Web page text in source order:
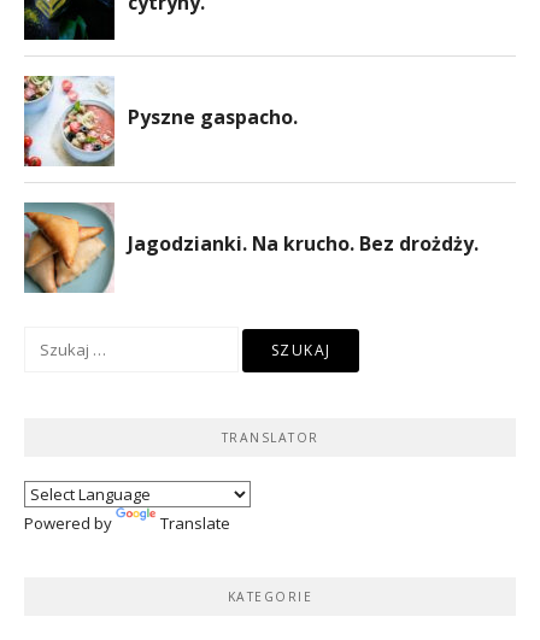
Szukaj:
TRANSLATOR
Powered by Translate
KATEGORIE